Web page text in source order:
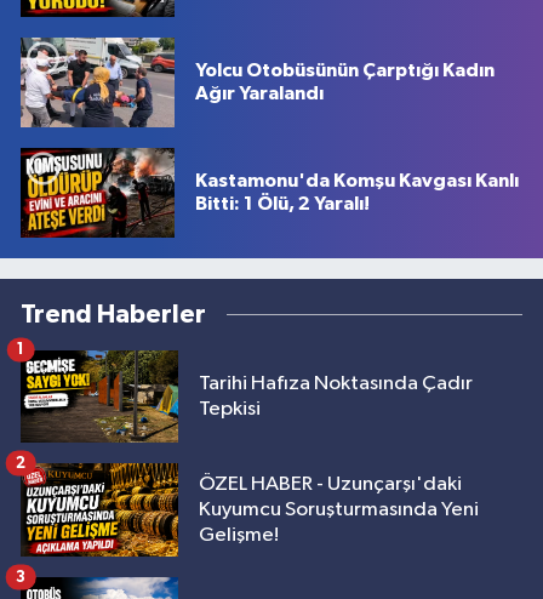
Yolcu Otobüsünün Çarptığı Kadın
Ağır Yaralandı
Kastamonu'da Komşu Kavgası Kanlı
Bitti: 1 Ölü, 2 Yaralı!
Trend Haberler
Tarihi Hafıza Noktasında Çadır
Tepkisi
1
ÖZEL HABER - Uzunçarşı'daki
Kuyumcu Soruşturmasında Yeni
Gelişme!
2
3